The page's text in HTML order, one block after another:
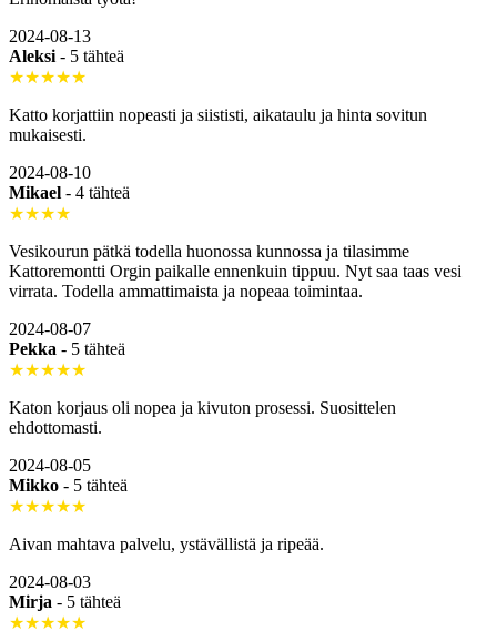
2024-08-13
Aleksi - 5 tähteä
★★★★★
Katto korjattiin nopeasti ja siististi, aikataulu ja hinta sovitun
mukaisesti.
2024-08-10
Mikael - 4 tähteä
★★★★
Vesikourun pätkä todella huonossa kunnossa ja tilasimme
Kattoremontti Orgin paikalle ennenkuin tippuu. Nyt saa taas vesi
virrata. Todella ammattimaista ja nopeaa toimintaa.
2024-08-07
Pekka - 5 tähteä
★★★★★
Katon korjaus oli nopea ja kivuton prosessi. Suosittelen
ehdottomasti.
2024-08-05
Mikko - 5 tähteä
★★★★★
Aivan mahtava palvelu, ystävällistä ja ripeää.
2024-08-03
Mirja - 5 tähteä
★★★★★